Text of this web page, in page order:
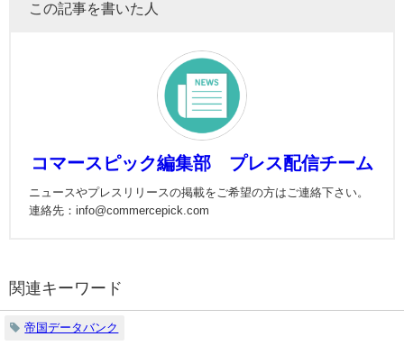
この記事を書いた人
コマースピック編集部 プレス配信チーム
ニュースやプレスリリースの掲載をご希望の方はご連絡下さい。
連絡先：info@commercepick.com
関連キーワード
帝国データバンク